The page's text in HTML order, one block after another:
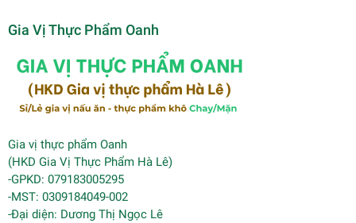
Gia Vị Thực Phẩm Oanh
Gia vị thực phẩm Oanh
(HKD Gia Vị Thực Phẩm Hà Lê)
-GPKD: 079183005295
-MST: 0309184049-002
-Đại diện: Dương Thị Ngọc Lê